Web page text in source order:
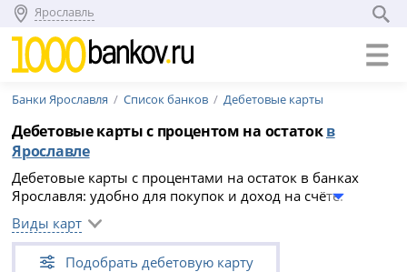
Ярославль
Банки Ярославля Список банков Дебетовые карты
Дебетовые карты с процентом на остатокв
Ярославле
Дебетовые карты с процентами на остаток в банках
Ярославля: удобно для покупок и доход на счёте.
Проценты начисляются ежемесячно, скрытых комиссий
нет, обслуживание бесплатно. Выберите карту из списка
(28 предложений) и оформите онлайн.
Виды карт
Подобрать дебетовую карту